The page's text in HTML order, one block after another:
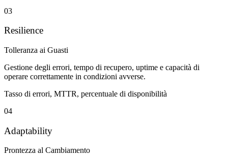
03
Resilience
Tolleranza ai Guasti
Gestione degli errori, tempo di recupero, uptime e capacità di
operare correttamente in condizioni avverse.
Tasso di errori, MTTR, percentuale di disponibilità
04
Adaptability
Prontezza al Cambiamento